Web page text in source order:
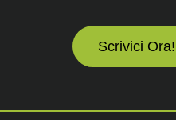
Scrivici Ora!